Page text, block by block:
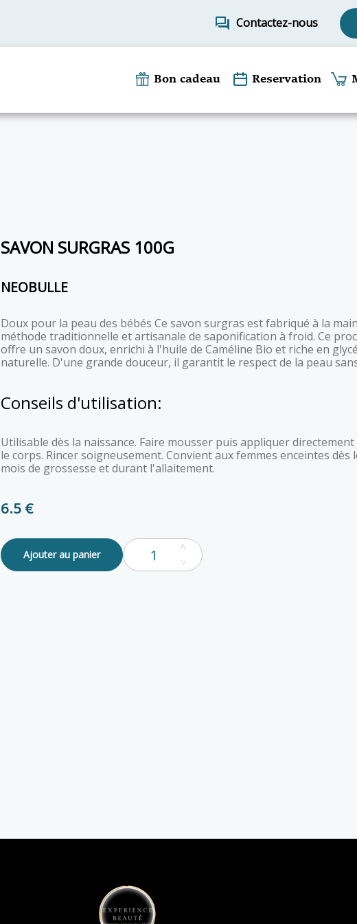
forum Contactez-nous
Bon cadeau Reservation
SAVON SURGRAS 100G
NEOBULLE
Doux pour la peau des bébés Ce savon surgras est fabriqué à la main par une
méthode traditionnelle et artisanale de saponification à froid. Ce
offre un savon doux, enrichi à l'huile de Caméline Bio et riche en
naturelle. D'une grande douceur, il garantit le respect de la peau
Conseils d'utilisation:
Utilisable dès la naissance. Faire mousser puis appliquer directement sur le visage et
le corps. Rincer soigneusement. Convient aux femmes enceintes dès
mois de grossesse et durant l'allaitement.
6.5 €
Ajouter au panier